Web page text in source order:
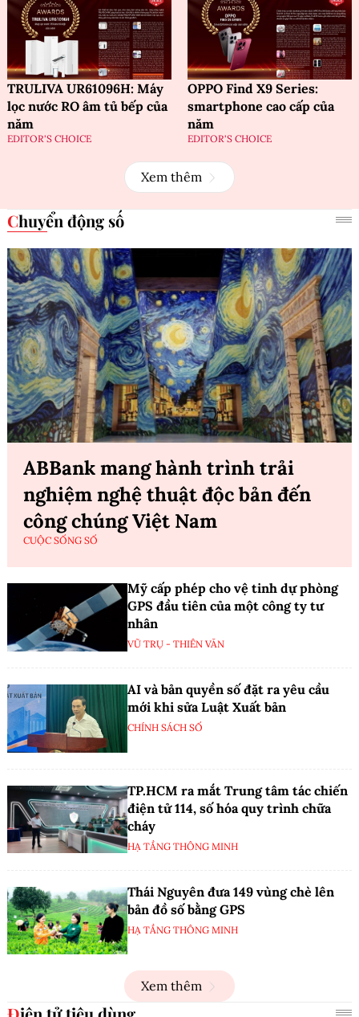
TRULIVA UR61096H: Máy
lọc nước RO âm tủ bếp của
năm
EDITOR'S CHOICE
OPPO Find X9 Series:
smartphone cao cấp của
năm
EDITOR'S CHOICE
Xem thêm
Chuyển động số
ABBank mang hành trình trải
nghiệm nghệ thuật độc bản đến
công chúng Việt Nam
CUỘC SỐNG SỐ
Mỹ cấp phép cho vệ tinh dự phòng
GPS đầu tiên của một công ty tư
nhân
VŨ TRỤ - THIÊN VĂN
AI và bản quyền số đặt ra yêu cầu
mới khi sửa Luật Xuất bản
CHÍNH SÁCH SỐ
TP.HCM ra mắt Trung tâm tác chiến
điện tử 114, số hóa quy trình chữa
cháy
HẠ TẦNG THÔNG MINH
Thái Nguyên đưa 149 vùng chè lên
bản đồ số bằng GPS
HẠ TẦNG THÔNG MINH
Xem thêm